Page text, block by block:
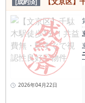
[成約済]
2026年04月22日